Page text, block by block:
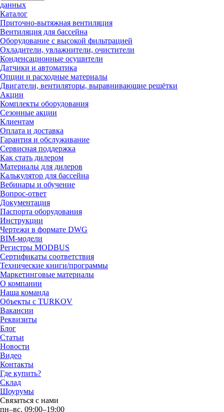
данных
Каталог
Приточно-вытяжная вентиляция
Вентиляция для бассейна
Оборудование с высокой фильтрацией
Охладители, увлажнители, очистители
Конденсационные осушители
Датчики и автоматика
Опции и расходные материалы
Двигатели, вентиляторы, выравнивающие решётки
Акции
Комплекты оборудования
Сезонные акции
Клиентам
Оплата и доставка
Гарантия и обслуживание
Сервисная поддержка
Как стать дилером
Материалы для дилеров
Калькулятор для бассейна
Вебинары и обучение
Вопрос-ответ
Документация
Паспорта оборудования
Инструкции
Чертежи в формате DWG
BIM-модели
Регистры MODBUS
Сертификаты соответствия
Технические книги/программы
Маркетинговые материалы
О компании
Наша команда
Объекты с TURKOV
Вакансии
Реквизиты
Блог
Статьи
Новости
Видео
Контакты
Где купить?
Склад
Шоурумы
Связаться с нами
пн–вс, 09:00–19:00